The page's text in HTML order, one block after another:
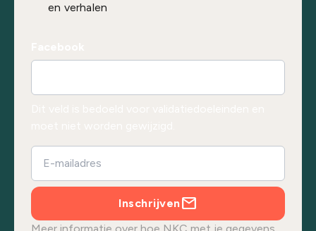
en verhalen
Inschrijven